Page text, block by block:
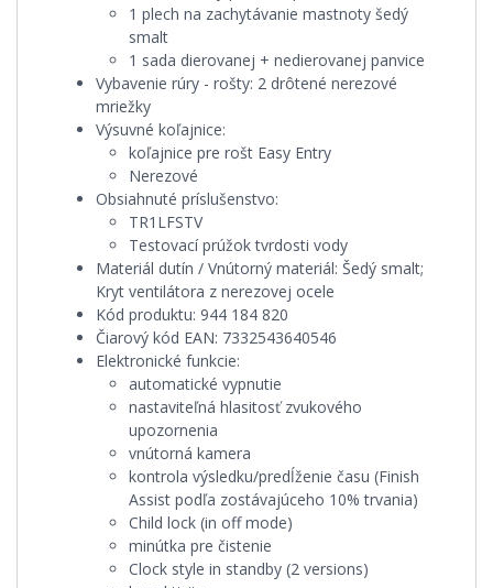
1 plech na zachytávanie mastnoty šedý
smalt
1 sada dierovanej + nedierovanej panvice
Vybavenie rúry - rošty: 2 drôtené nerezové
mriežky
Výsuvné koľajnice:
koľajnice pre rošt Easy Entry
Nerezové
Obsiahnuté príslušenstvo:
TR1LFSTV
Testovací prúžok tvrdosti vody
Materiál dutín / Vnútorný materiál: Šedý smalt;
Kryt ventilátora z nerezovej ocele
Kód produktu: 944 184 820
Čiarový kód EAN: 7332543640546
Elektronické funkcie:
automatické vypnutie
nastaviteľná hlasitosť zvukového
upozornenia
vnútorná kamera
kontrola výsledku/predĺženie času (Finish
Assist podľa zostávajúceho 10% trvania)
Child lock (in off mode)
minútka pre čistenie
Clock style in standby (2 versions)